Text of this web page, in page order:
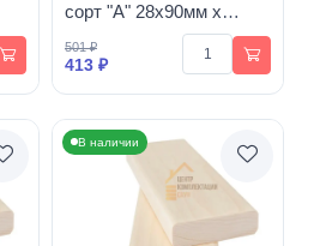
сорт "А" 28х90мм х
501 ₽
413 ₽
В наличии